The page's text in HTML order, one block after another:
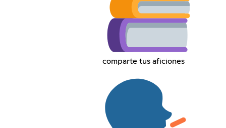
comparte tus aficiones